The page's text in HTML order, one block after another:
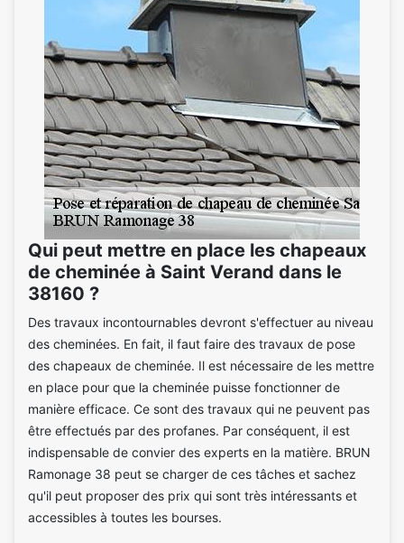
Qui peut mettre en place les chapeaux
de cheminée à Saint Verand dans le
38160 ?
Des travaux incontournables devront s'effectuer au niveau
des cheminées. En fait, il faut faire des travaux de pose
des chapeaux de cheminée. Il est nécessaire de les mettre
en place pour que la cheminée puisse fonctionner de
manière efficace. Ce sont des travaux qui ne peuvent pas
être effectués par des profanes. Par conséquent, il est
indispensable de convier des experts en la matière. BRUN
Ramonage 38 peut se charger de ces tâches et sachez
qu'il peut proposer des prix qui sont très intéressants et
accessibles à toutes les bourses.